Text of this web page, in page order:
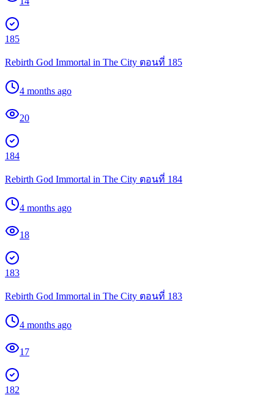
185
Rebirth God Immortal in The City ตอนที่ 185
4 months ago
20
184
Rebirth God Immortal in The City ตอนที่ 184
4 months ago
18
183
Rebirth God Immortal in The City ตอนที่ 183
4 months ago
17
182